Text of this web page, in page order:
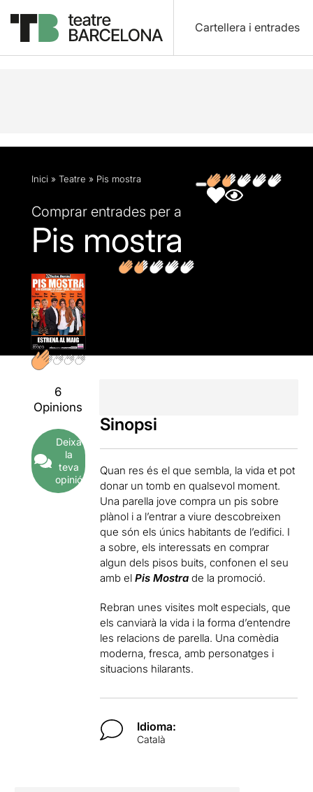
Cartellera i entrades
Descripció Fitxa artística Fotos i vídeos
Inici » Teatre » Pis mostra
Comprar entrades per a
Pis mostra
6
Opinions
Deixa
la
teva
opinió
Sinopsi
Quan res és el que sembla, la vida et pot
donar un tomb en qualsevol moment.
Una parella jove compra un pis sobre
plànol i a l’entrar a viure descobreixen
que són els únics habitants de l’edifici. I
a sobre, els interessats en comprar
algun dels pisos buits, confonen el seu
amb elPis Mostra de la promoció.
Rebran unes visites molt especials, que
els canviarà la vida i la forma d’entendre
les relacions de parella. Una comèdia
moderna, fresca, amb personatges i
situacions hilarants.
Idioma:
Català